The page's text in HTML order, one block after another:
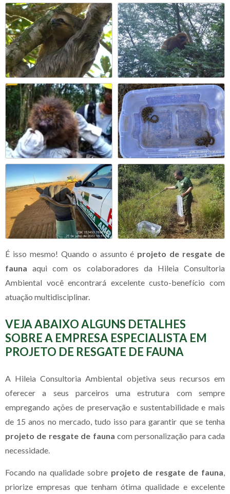
É isso mesmo! Quando o assunto é projeto de resgate de
fauna aqui com os colaboradores da Hileia Consultoria
Ambiental você encontrará excelente custo-benefício com
atuação multidisciplinar.
VEJA ABAIXO ALGUNS DETALHES
SOBRE A EMPRESA ESPECIALISTA EM
PROJETO DE RESGATE DE FAUNA
A Hileia Consultoria Ambiental objetiva seus recursos em
oferecer a seus parceiros uma estrutura com sempre
empregando ações de preservação e sustentabilidade e mais
de 15 anos no mercado, tudo isso para garantir que se tenha
projeto de resgate de fauna com personalização para cada
necessidade.
Focando na qualidade sobre projeto de resgate de fauna,
priorize empresas que tenham ótima qualidade e excelente